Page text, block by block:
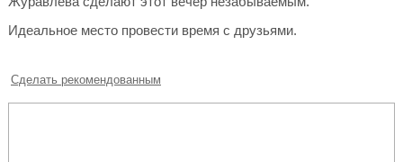
Идеальное место провести время с друзьями.
Сделать рекомендованным